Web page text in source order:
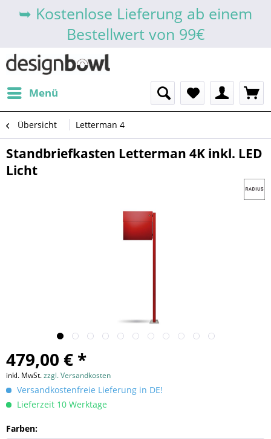
➥ Kostenlose Lieferung ab einem
Bestellwert von 99€
Menü
Übersicht Letterman 4
Standbriefkasten Letterman 4K inkl. LED
Licht
479,00 € *
inkl. MwSt.zzgl. Versandkosten
Versandkostenfreie Lieferung in DE!
Lieferzeit 10 Werktage
Farben: